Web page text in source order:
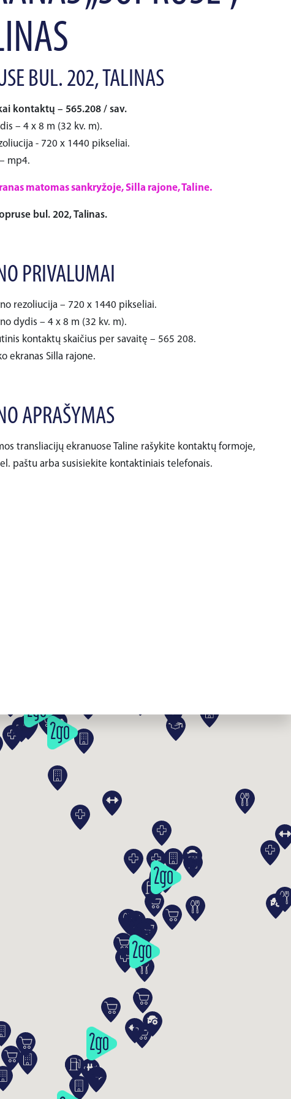
BUL. 202, TALINAS
kontaktų – 565.208 / sav.
– 4 x 8 m (32 kv. m).
- 720 x 1440 pikseliai.
mp4.
matomas sankryžoje, Silla rajone, Taline.
bul. 202, Talinas.
PRIVALUMAI
rezoliucija – 720 x 1440 pikseliai.
dydis – 4 x 8 m (32 kv. m).
kontaktų skaičius per savaitę – 565 208.
ekranas Silla rajone.
APRAŠYMAS
transliacijų ekranuose Taline rašykite kontaktų formoje,
paštu arba susisiekite kontaktiniais telefonais.